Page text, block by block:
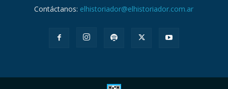
Contáctanos: elhistoriador@elhistoriador.com.ar